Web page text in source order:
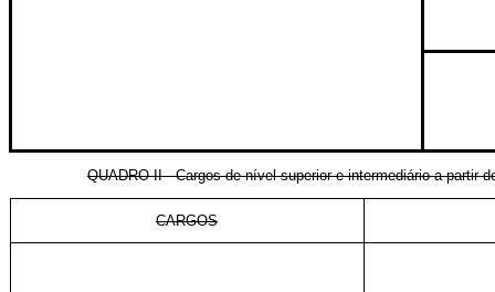
QUADRO II - Cargos de nível superior e intermediário a
CARGOS